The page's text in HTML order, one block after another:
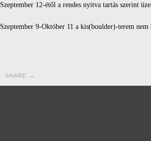
Szeptember 12-étől a rendes nyitva tartás szerint
Szeptember 9-Október 11 a kis(boulder)-terem
SHARE →